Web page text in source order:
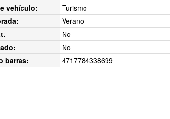
vehículo:
Turismo
Verano
No
No
barras:
4717784338699